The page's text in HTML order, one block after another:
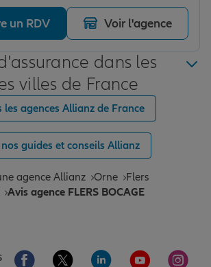
un RDV Voir l'agence
dans les
villes de France
les agences Allianz de France
guides et conseils Allianz
agence Allianz Orne
Flers
Avis agence FLERS BOCAGE
Aller sur la page Facebook de Allianz
Aller sur la page Twitter de
Aller sur la page
Aller sur la
Aller